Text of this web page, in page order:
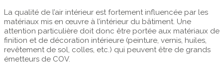
La qualité de l’air intérieur est fortement influencée par les
matériaux mis en œuvre à l’intérieur du bâtiment. Une
attention particulière doit donc être portée aux matériaux de
finition et de décoration intérieure (peinture, vernis, huiles,
revêtement de sol, colles, etc.) qui peuvent être de grands
émetteurs de COV.